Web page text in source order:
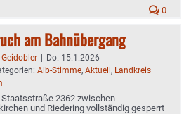
0
am Bahnübergang
| Do. 15.1.2026 -
Aib-Stimme, Aktuell, Landkreis
2362 zwischen
und Riedering vollständig gesperrt